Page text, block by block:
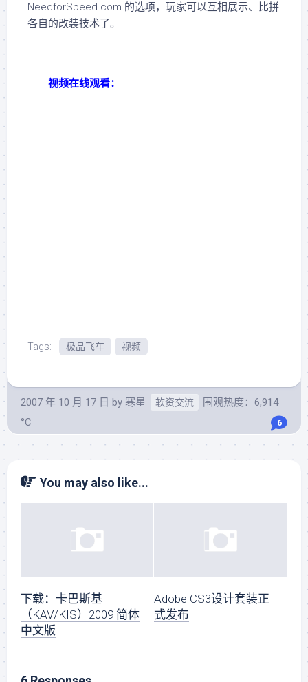
NeedforSpeed.com 的选项，玩家可以互相展示、比拼
各自的改装技术了。
视频在线观看：
Tags: 极品飞车 视频
2007 年 10 月 17 日 by 寒星 软资交流
围观热度：6,914
°C
6
You may also like...
下载：卡巴斯基
（KAV/KIS）2009 简体
中文版
Adobe CS3设计套装正
式发布